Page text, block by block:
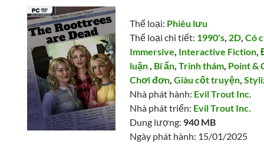
Thể loại: Phiêu lưu
Thể loại chi tiết: 1990's, 2D,Có
Immersive, Interactive Fiction,
luận, Bí ẩn,Trinh thám, Point &
Chơi đơn,Giàu cốt truyện,
Nhà phát hành: Evil Trout Inc.
Nhà phát triển: Evil Trout Inc.
Dung lượng: 940 MB
Ngày phát hành: 15/01/2025